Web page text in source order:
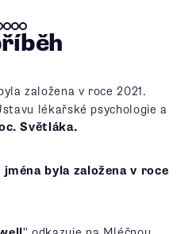
založena v roce 2021.
lékařské psychologie a
Světláka.
byla založena v roce